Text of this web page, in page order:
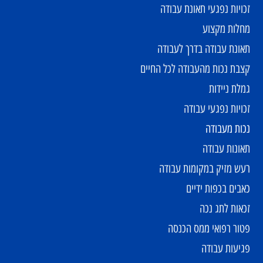
מידע מקצועי
בשמיעה
נפגעי תאונת עבודה
מקצוע
עבודה בדרך לעבודה
נכות מהעבודה לכל החיים
ניידות
נפגעי עבודה
מעבודה
עבודה
מזיק במקומות עבודה